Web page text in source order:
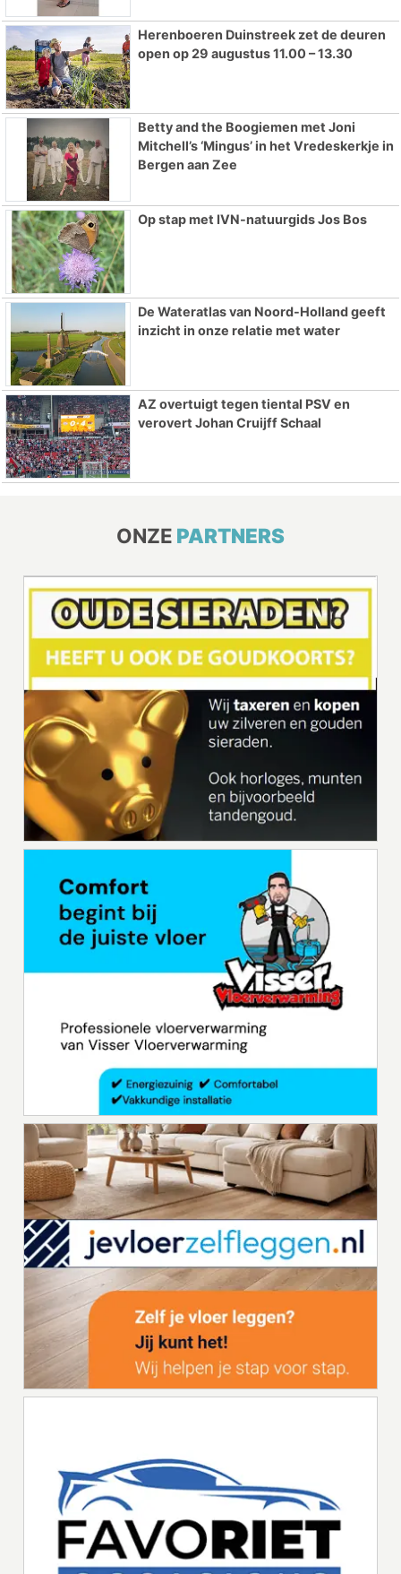
Herenboeren Duinstreek zet de deuren
open op 29 augustus 11.00 – 13.30
Betty and the Boogiemen met Joni
Mitchell’s ‘Mingus’ in het Vredeskerkje in
Bergen aan Zee
Op stap met IVN-natuurgids Jos Bos
De Wateratlas van Noord-Holland geeft
inzicht in onze relatie met water
AZ overtuigt tegen tiental PSV en
verovert Johan Cruijff Schaal
ONZE PARTNERS